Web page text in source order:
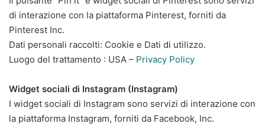
di interazione con la piattaforma Pinterest, forniti da
Pinterest Inc.
Dati personali raccolti: Cookie e Dati di utilizzo.
Luogo del trattamento : USA – Privacy Policy
Widget sociali di Instagram (Instagram)
I widget sociali di Instagram sono servizi di interazione con
la piattaforma Instagram, forniti da Facebook, Inc.